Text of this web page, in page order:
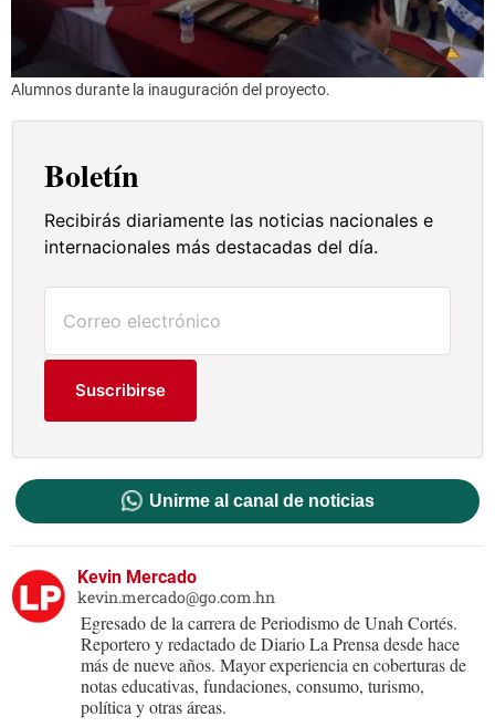
Alumnos durante la inauguración del proyecto.
Boletín
Recibirás diariamente las noticias nacionales e
internacionales más destacadas del día.
Suscribirse
Unirme al canal de noticias
Kevin Mercado
kevin.mercado@go.com.hn
Egresado de la carrera de Periodismo de Unah Cortés.
Reportero y redactado de Diario La Prensa desde hace
más de nueve años. Mayor experiencia en coberturas de
notas educativas, fundaciones, consumo, turismo,
política y otras áreas.